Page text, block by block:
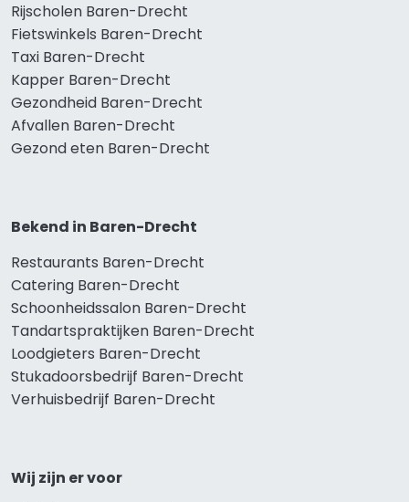
Rijscholen Baren-Drecht
Fietswinkels Baren-Drecht
Taxi Baren-Drecht
Kapper Baren-Drecht
Gezondheid Baren-Drecht
Afvallen Baren-Drecht
Gezond eten Baren-Drecht
Bekend in Baren-Drecht
Restaurants Baren-Drecht
Catering Baren-Drecht
Schoonheidssalon Baren-Drecht
Tandartspraktijken Baren-Drecht
Loodgieters Baren-Drecht
Stukadoorsbedrijf Baren-Drecht
Verhuisbedrijf Baren-Drecht
Wij zijn er voor